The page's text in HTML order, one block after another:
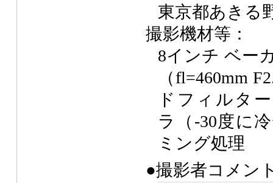
東京都あきる
撮影機材等：
8インチ ベー
（fl=460mm
ドフィルター
ラ（-30度に
ミング処理
●撮影者コメン